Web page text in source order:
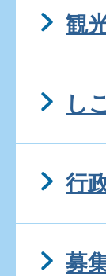
観
し
行
募